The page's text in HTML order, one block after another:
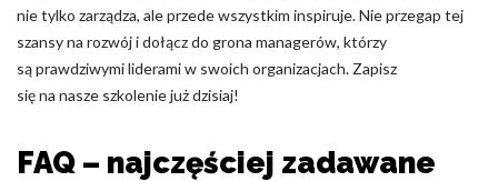
nie tylko zarządza, ale przede wszystkim inspiruje. Nie przegap tej
szansy na rozwój i dołącz do grona managerów, którzy
są prawdziwymi liderami w swoich organizacjach. Zapisz
się na nasze szkolenie już dzisiaj!
FAQ – najczęściej zadawane